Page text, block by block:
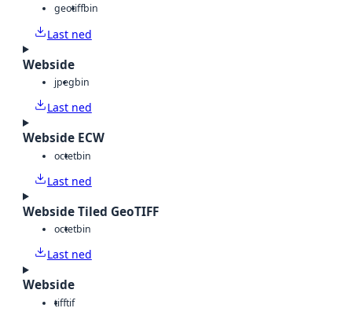
geotiffbin
Last ned
Webside
jpegbin
Last ned
Webside ECW
octetbin
Last ned
Webside Tiled GeoTIFF
octetbin
Last ned
Webside
tifftif